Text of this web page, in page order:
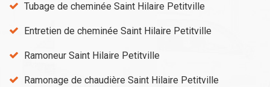
Tubage de cheminée Saint Hilaire Petitville
Entretien de cheminée Saint Hilaire Petitville
Ramoneur Saint Hilaire Petitville
Ramonage de chaudière Saint Hilaire Petitville